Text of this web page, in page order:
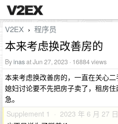
V2EX › 程序员
本来考虑换改善房的
Byinasat Jun 27, 2023 · 16884 views
本来考虑换改善房的，一直在关心
媳妇讨论要不先把房子卖了，租房
急。
Supplement 1 · 2023 年 6 月 27 日